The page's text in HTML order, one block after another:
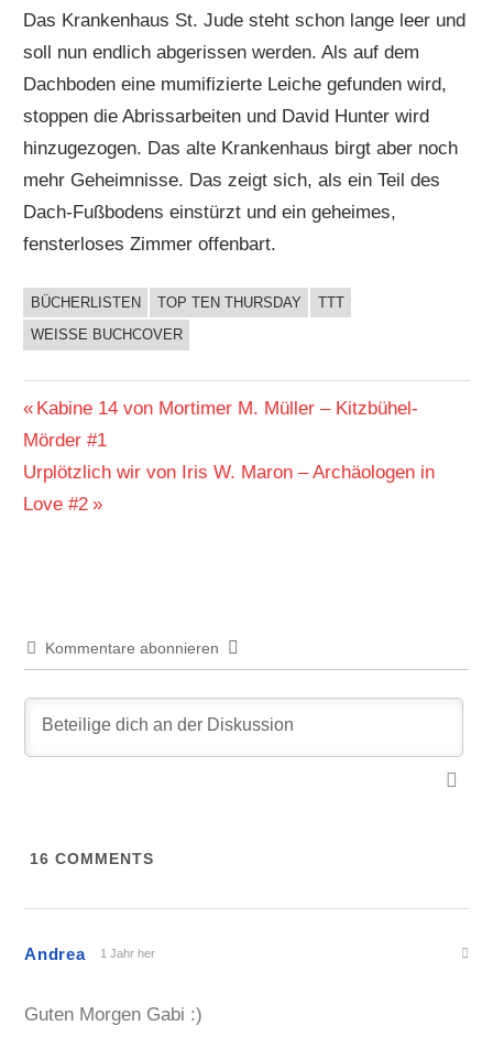
Das Krankenhaus St. Jude steht schon lange leer und
soll nun endlich abgerissen werden. Als auf dem
Dachboden eine mumifizierte Leiche gefunden wird,
stoppen die Abrissarbeiten und David Hunter wird
hinzugezogen. Das alte Krankenhaus birgt aber noch
mehr Geheimnisse. Das zeigt sich, als ein Teil des
Dach-Fußbodens einstürzt und ein geheimes,
fensterloses Zimmer offenbart.
BUCHIGES
BÜCHERLISTEN TOP TEN THURSDAY
TTT
WEISSE BUCHCOVER
Beitragsnavigation
Vorheriger
Beitrag:
Kabine 14 von Mortimer M. Müller – Kitzbühel-
Mörder #1
Nächster
Beitrag:
Urplötzlich wir von Iris W. Maron – Archäologen in
Love #2
Kommentare abonnieren
16 COMMENTS
Andrea 1 Jahr her
Guten Morgen Gabi :)